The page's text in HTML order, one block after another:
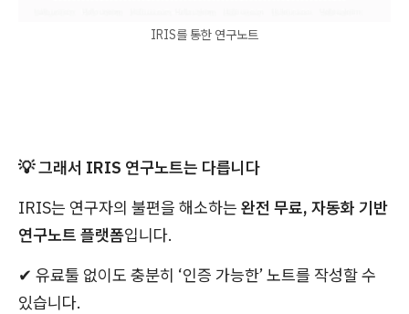
IRIS를 통한 연구노트
💡 그래서 IRIS 연구노트는 다릅니다
IRIS는 연구자의 불편을 해소하는 완전 무료, 자동화 기반
연구노트 플랫폼입니다.
✔ 유료툴 없이도 충분히 ‘인증 가능한’ 노트를 작성할 수
있습니다.